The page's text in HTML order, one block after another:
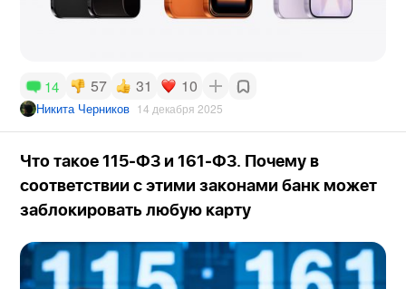
14 57 31 10
Никита Черников 14 декабря 2025
Что такое 115‑ФЗ и 161‑ФЗ. Почему в
соответствии с этими законами банк может
заблокировать любую карту